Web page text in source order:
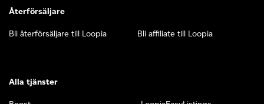
Återförsäljare
Bli återförsäljare till Loopia Bli affiliate till Loopia
Alla tjänster